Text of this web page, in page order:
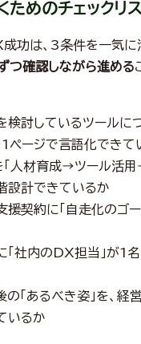
ためのチェックリ
功は、3条件を一気に
つ確認しながら進める
検討しているツールに
1ページで言語化できて
人材育成→ツール活
設計できているか
援契約に「自走化のゴ
「社内のDX担当」が1
の「あるべき姿」を、経
いるか